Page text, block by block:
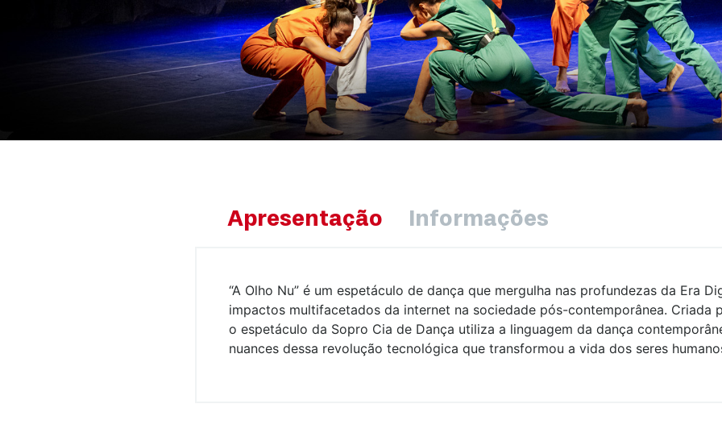
Apresentação Informações
“A Olho Nu” é um espetáculo de dança que mergulha nas profundezas da Era
impactos multifacetados da internet na sociedade pós-contemporânea. Criada
o espetáculo da Sopro Cia de Dança utiliza a linguagem da dança
nuances dessa revolução tecnológica que transformou a vida dos seres